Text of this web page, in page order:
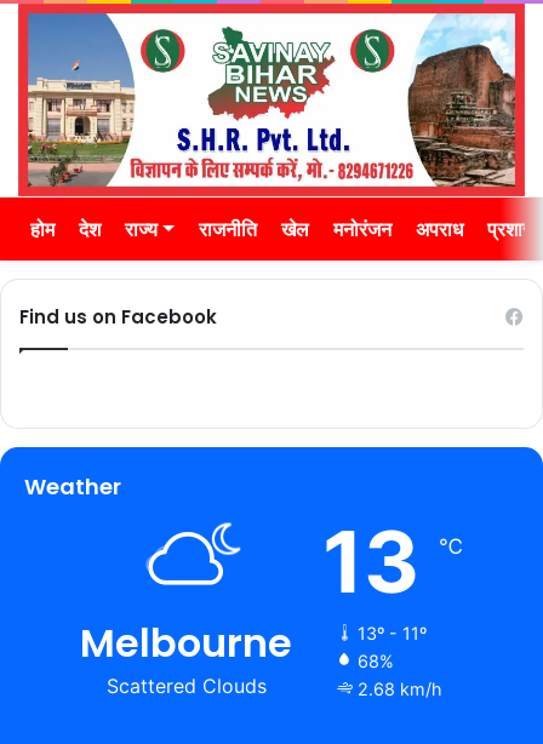
होम देश राज्य राजनीति खेल मनोरंजन अपराध
Find us on Facebook
Weather
Melbourne
Scattered Clouds
13 ℃
13º - 11º
68%
2.68 km/h